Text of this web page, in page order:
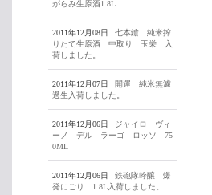
がらみ生原酒1.8L
2011年12月08日
七本鎗 純米搾
りたて生原酒 中取り 玉栄 入
荷しました。
2011年12月07日
開運 純米無濾
過生入荷しました。
2011年12月06日
ジャイロ ヴィ
ーノ デル ラーゴ ロッソ 75
0ML
2011年12月06日
鉄砲隊吟醸 爆
発にごり 1.8L入荷しました。